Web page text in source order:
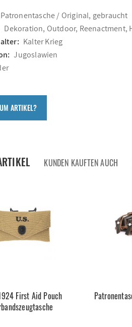
Patronentasche / Original, gebraucht
Dekoration, Outdoor, Reenactment,
Kalter Krieg
Jugoslawien
ARTIKEL?
KUNDEN KAUFTEN AUCH
First Aid Pouch